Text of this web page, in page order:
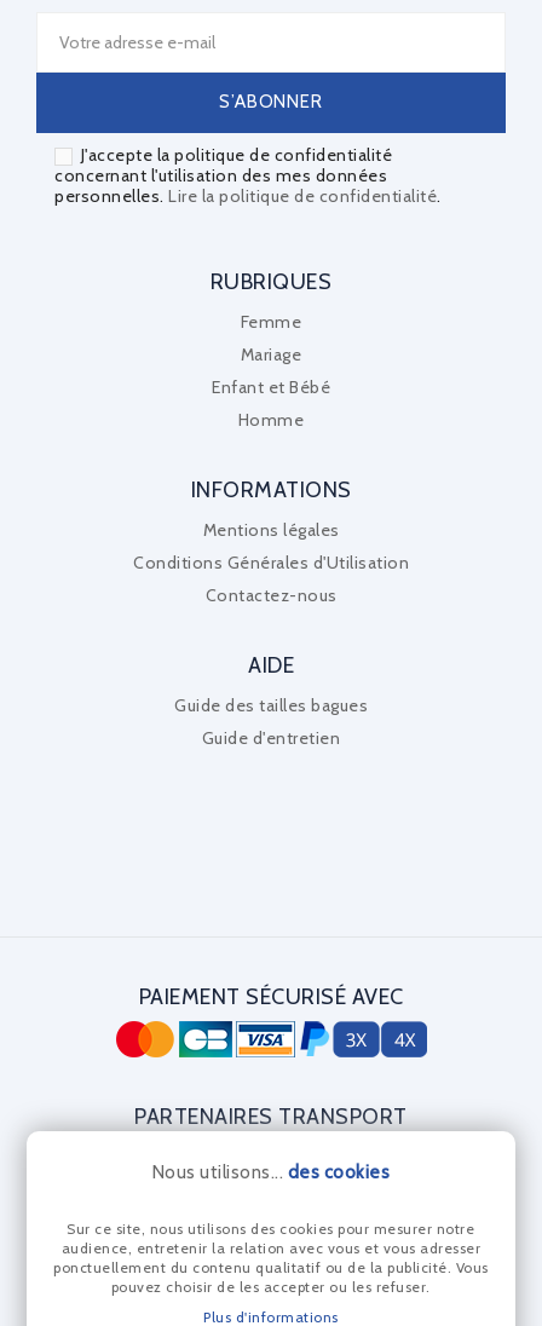
J'accepte la politique de confidentialité
concernant l'utilisation des mes données
personnelles. Lire la politique de confidentialité.
RUBRIQUES
Femme
Mariage
Enfant et Bébé
Homme
INFORMATIONS
Mentions légales
Conditions Générales d'Utilisation
Contactez-nous
AIDE
Guide des tailles bagues
Guide d'entretien
Nous utilisons... des cookies
Sur ce site, nous utilisons des cookies pour mesurer notre
audience, entretenir la relation avec vous et vous adresser
ponctuellement du contenu qualitatif ou de la publicité. Vous
pouvez choisir de les accepter ou les refuser.
Plus d'informations
PAIEMENT SÉCURISÉ AVEC
PARTENAIRES TRANSPORT
CERTIFICAT DIAMANT